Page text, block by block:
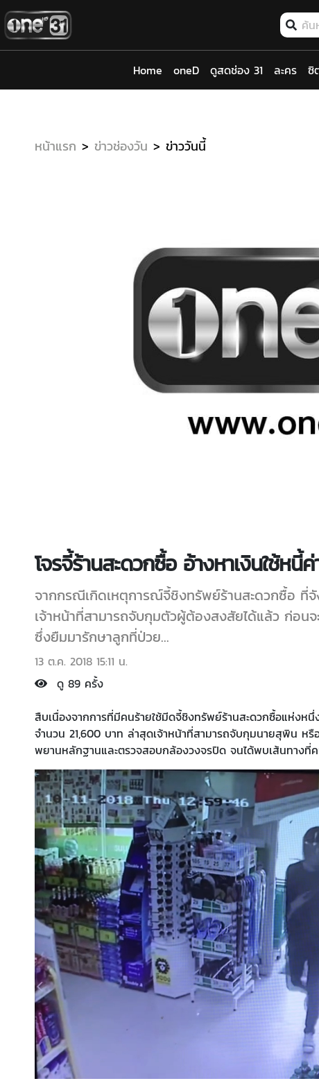
Home oneD ดูสดช่อง 31 ละคร ซิ
หน้าแรก ข่าวช่องวัน ข่าววันนี้
โจรจี้ร้านสะดวกซื้อ อ้างหาเงินใช้หนี้
จากกรณีเกิดเหตุการณ์จี้ชิงทรัพย์ร้านสะดวกซื้อ ที่
เจ้าหน้าที่สามารถจับกุมตัวผู้ต้องสงสัยได้แล้ว ก่อน
ซึ่งยืมมารักษาลูกที่ป่วย...
13 ต.ค. 2018 15:11 น.
ดู 89 ครั้ง
สืบเนื่องจากการที่มีคนร้ายใช้มีดจี้ชิงทรัพย์ร้านสะดวกซื้อแห่งห
จำนวน 21,600 บาท ล่าสุดเจ้าหน้าที่สามารถจับกุมนายสุพิน หรื
พยานหลักฐานและตรวจสอบกล้องวงจรปิด จนได้พบเส้นทางที่